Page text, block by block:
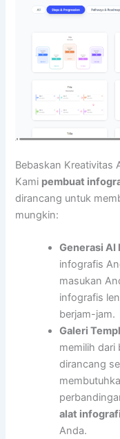
Bebaskan Kreativitas
Kami pembuat
dirancang untuk
mungkin:
Generasi AI
infografis
masukan
infografis
berjam-jam.
Galeri
memilih dari
dirancang
alat
Anda.